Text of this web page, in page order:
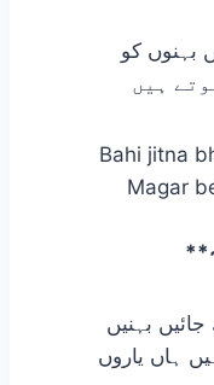
Bahi jitna
Magar
بہنیں
ہاں یاروں